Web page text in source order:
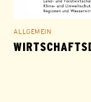
ALLGEMEIN